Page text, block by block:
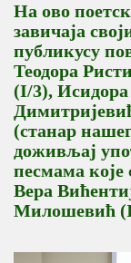
На ово
завичаја
публикусу
Теодора
(I/3),
(станар
доживљај
песмама
Вера
Милошевић